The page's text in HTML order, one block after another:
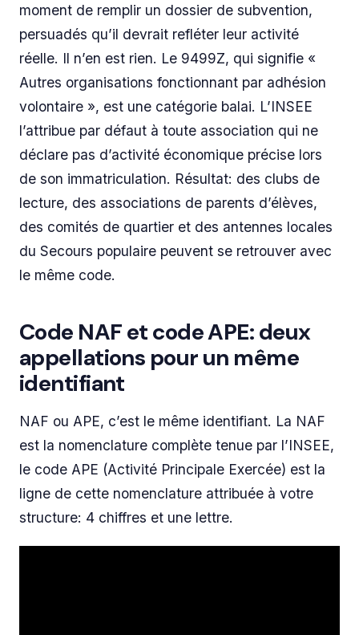
moment de remplir un dossier de subvention,
persuadés qu’il devrait refléter leur activité
réelle. Il n’en est rien. Le 9499Z, qui signifie «
Autres organisations fonctionnant par adhésion
volontaire », est une catégorie balai. L’INSEE
l’attribue par défaut à toute association qui ne
déclare pas d’activité économique précise lors
de son immatriculation. Résultat: des clubs de
lecture, des associations de parents d’élèves,
des comités de quartier et des antennes locales
du Secours populaire peuvent se retrouver avec
le même code.
Code NAF et code APE: deux
appellations pour un même
identifiant
NAF ou APE, c’est le même identifiant. La NAF
est la nomenclature complète tenue par l’INSEE,
le code APE (Activité Principale Exercée) est la
ligne de cette nomenclature attribuée à votre
structure: 4 chiffres et une lettre.